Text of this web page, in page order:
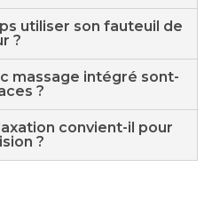
utiliser son fauteuil de
?
massage intégré sont-
?
convient-il pour
?